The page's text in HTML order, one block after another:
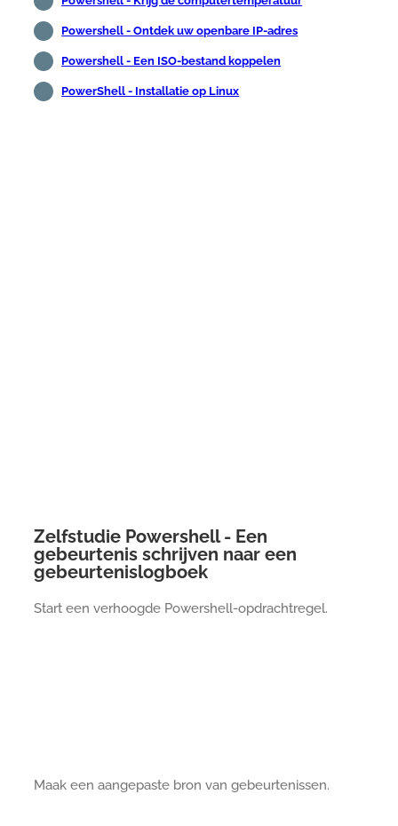
Powershell - Ontdek uw openbare IP-adres
Powershell - Een ISO-bestand koppelen
PowerShell - Installatie op Linux
Zelfstudie Powershell - Een
gebeurtenis schrijven naar een
gebeurtenislogboek
Start een verhoogde Powershell-opdrachtregel.
Maak een aangepaste bron van gebeurtenissen.